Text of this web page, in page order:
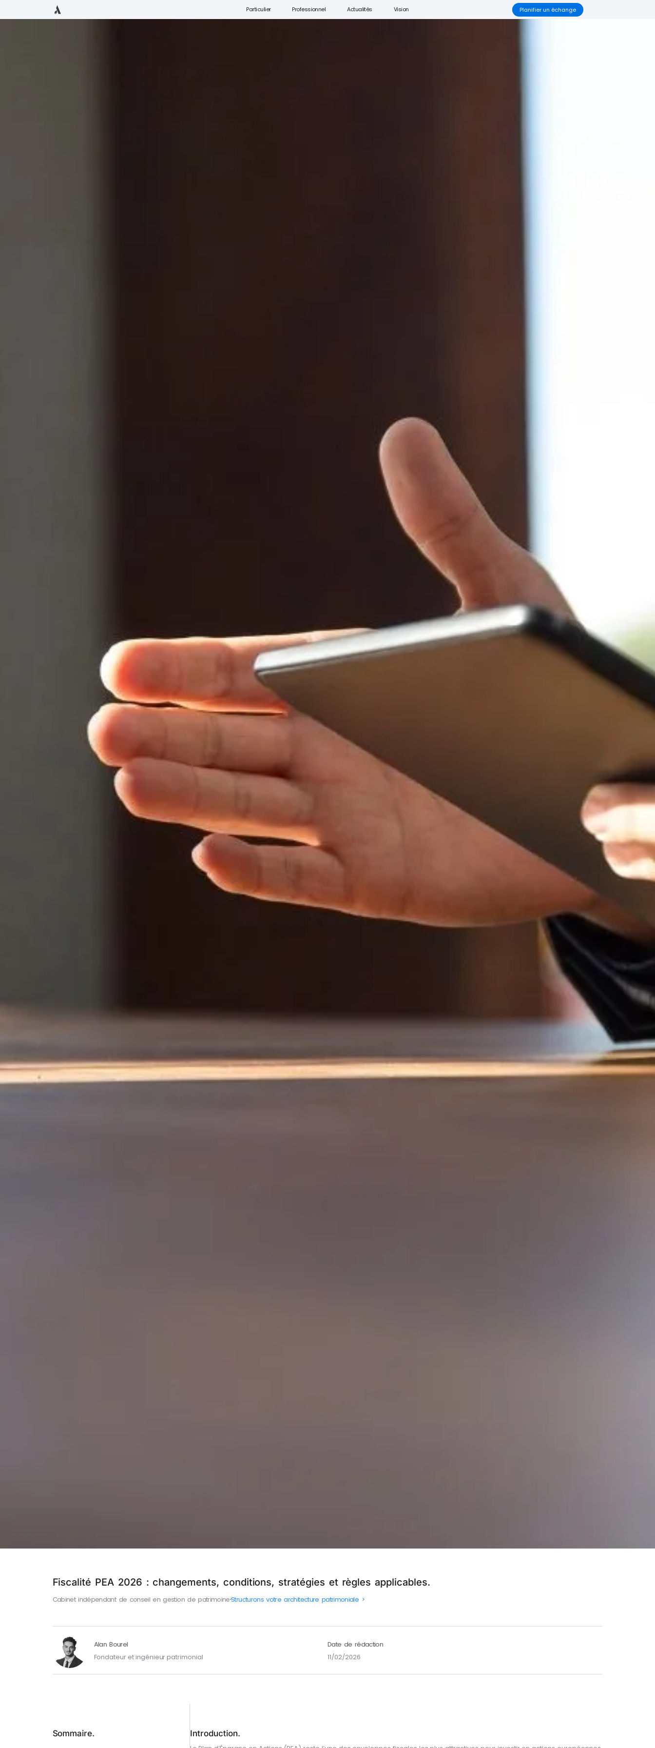
Particulier Professionnel Actualités Vision Planifier un échange
Fiscalité PEA 2026 : changements, conditions, stratégies et règles applicables.
Cabinet indépendant de conseil en gestion de patrimoine⸱Structurons votre architecture patrimoniale >
Alan Bourel
Fondateur et ingénieur patrimonial
Date de rédaction
11/02/2026
Sommaire. Introduction.